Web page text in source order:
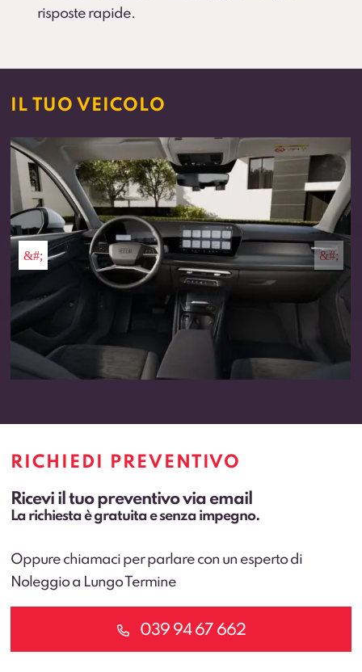
risposte rapide.
IL TUO VEICOLO
RICHIEDI PREVENTIVO
Ricevi il tuo preventivo via email
La richiesta è gratuita e senza impegno.
Oppure chiamaci per parlare con un esperto di
Noleggio a Lungo Termine
039 94 67 662